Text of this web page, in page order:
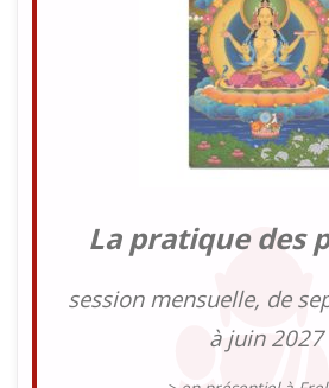
La pratique des
session mensuelle, de
à juin 2027